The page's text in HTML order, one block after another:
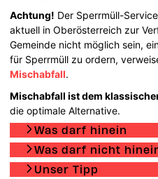
Achtung! Der Sperrmüll-
aktuell in Oberösterreich zur
Gemeinde nicht möglich sein,
für Sperrmüll zu ordern,
Mischabfall.
Mischabfall ist dem
die optimale Alternative.
Was darf hinein
Was darf nicht
Unser Tipp